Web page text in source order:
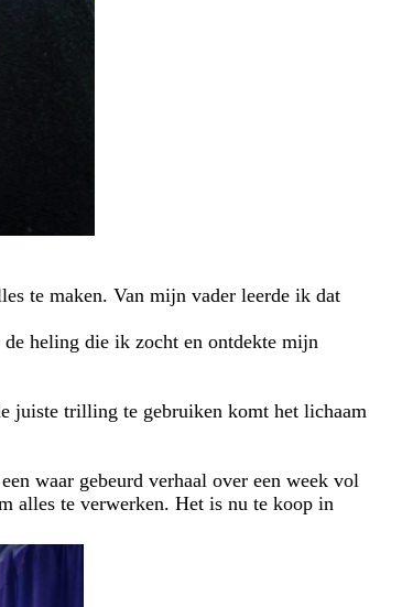
te maken. Van mijn vader leerde ik dat
heling die ik zocht en ontdekte mijn
juiste trilling te gebruiken komt het lichaam
waar gebeurd verhaal over een week vol
alles te verwerken. Het is nu te koop in